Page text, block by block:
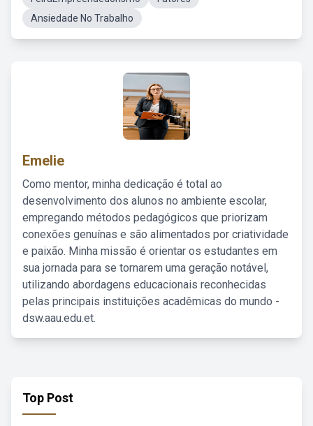
Ansiedade No Trabalho
Emelie
Como mentor, minha dedicação é total ao
desenvolvimento dos alunos no ambiente escolar,
empregando métodos pedagógicos que priorizam
conexões genuínas e são alimentados por criatividade
e paixão. Minha missão é orientar os estudantes em
sua jornada para se tornarem uma geração notável,
utilizando abordagens educacionais reconhecidas
pelas principais instituições acadêmicas do mundo -
dsw.aau.edu.et.
Top Post